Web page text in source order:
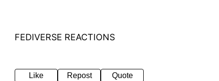
FEDIVERSE REACTIONS
Like Repost Quote